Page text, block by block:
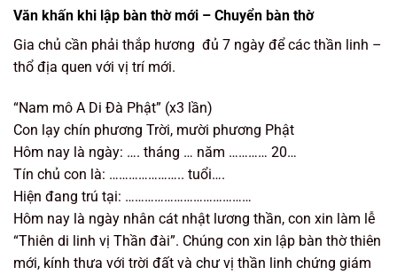
Văn khấn khi lập bàn thờ mới – Chuyển bàn thờ
Gia chủ cần phải thắp hương đủ 7 ngày để các thần linh –
thổ địa quen với vị trí mới.
“Nam mô A Di Đà Phật” (x3 lần)
Con lạy chín phương Trời, mười phương Phật
Hôm nay là ngày: …. tháng … năm ………… 20…
Tín chủ con là: ………………….. tuổi….
Hiện đang trú tại: …………………………………
Hôm nay là ngày nhân cát nhật lương thần, con xin làm lễ
“Thiên di linh vị Thần đài”. Chúng con xin lập bàn thờ thiên
mới, kính thưa với trời đất và chư vị thần linh chứng giám